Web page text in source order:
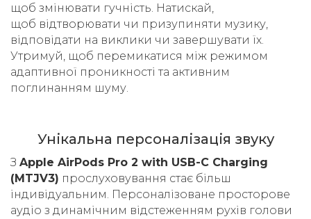
щоб змінювати гучність. Натискай,
щоб відтворювати чи призупиняти музику,
відповідати на виклики чи завершувати їх.
Утримуй, щоб перемикатися між режимом
адаптивної проникності та активним
поглинанням шуму.
Унікальна персоналізація звуку
З Apple AirPods Pro 2 with USB-C Charging
(MTJV3) прослуховування стає більш
індивідуальним. Персоналізоване просторове
аудіо з динамічним відстеженням рухів голови